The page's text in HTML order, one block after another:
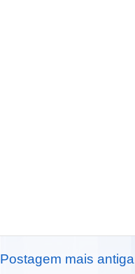
Postagem mais antiga